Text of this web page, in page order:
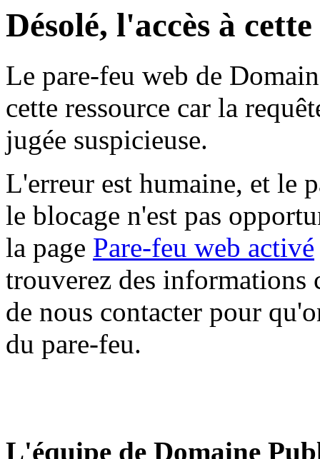
Désolé, l'accès à
Le pare-feu web de
cette ressource car la
jugée suspicieuse.
L'erreur est humaine, et le
le blocage n'est pas
la page Pare-feu web activé
trouverez des informations
de nous contacter pour
du pare-feu.
L'équipe de Domaine